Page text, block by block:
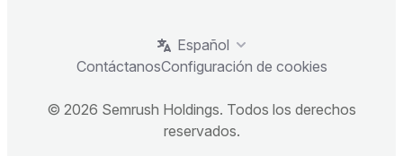
Español
ContáctanosConfiguración de cookies
© 2026 Semrush Holdings. Todos los derechos
reservados.